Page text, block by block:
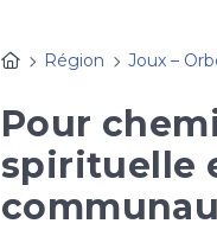
Région Joux –
Pour
spirituelle